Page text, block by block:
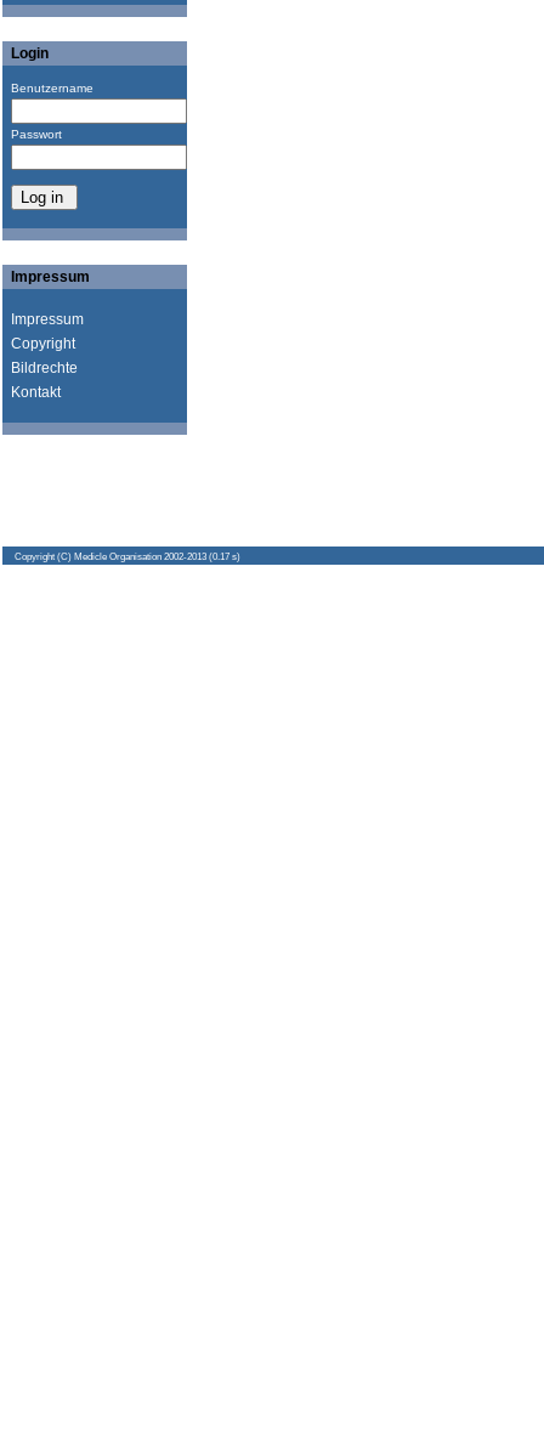
Login
Benutzername
Passwort
Impressum
Impressum
Copyright
Bildrechte
Kontakt
Copyright (C) Medicle Organisation 2002-2013 (0.17 s)